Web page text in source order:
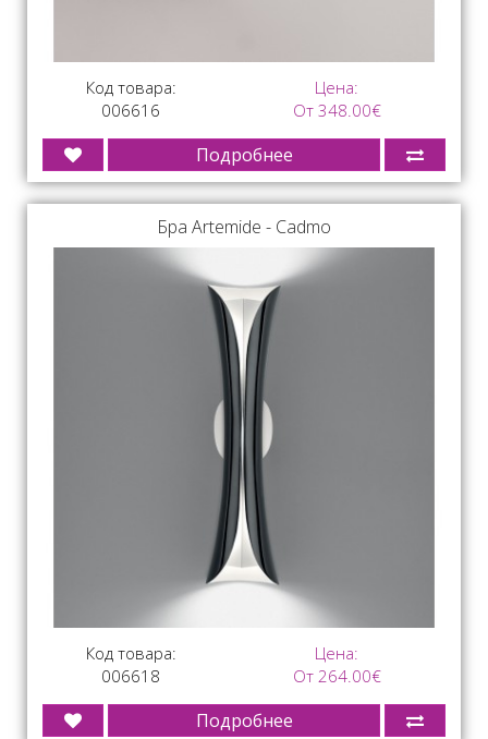
Код товара:
006616
Цена:
От 348.00€
Подробнее
Бра Artemide - Cadmo
Код товара:
006618
Цена:
От 264.00€
Подробнее